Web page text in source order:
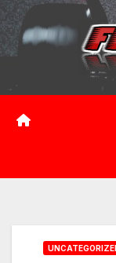
Saltar
contenido